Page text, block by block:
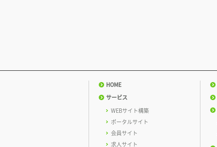
HOME
サービス
WEBサイト構築
ポータルサイト
会員サイト
求人サイト